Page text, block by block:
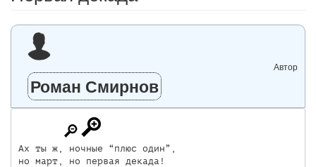
Автор
Роман Смирнов
Ах ты ж, ночные “плюс один”,
но март, но первая декада!